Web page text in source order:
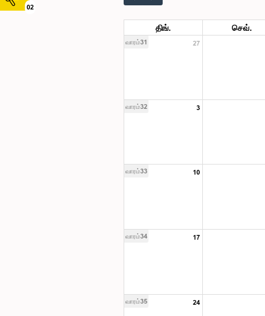
02
திங். செவ்.
வாரம்31 27
வாரம்32 3
வாரம்33 10
வாரம்34 17
வாரம்35 24